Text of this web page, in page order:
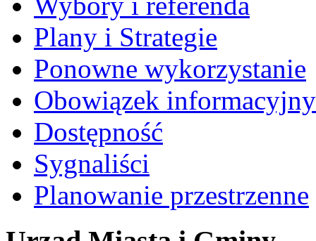
Plany i Strategie
Ponowne wykorzystanie
Obowiązek informacyjny
Dostępność
Sygnaliści
Planowanie przestrzenne